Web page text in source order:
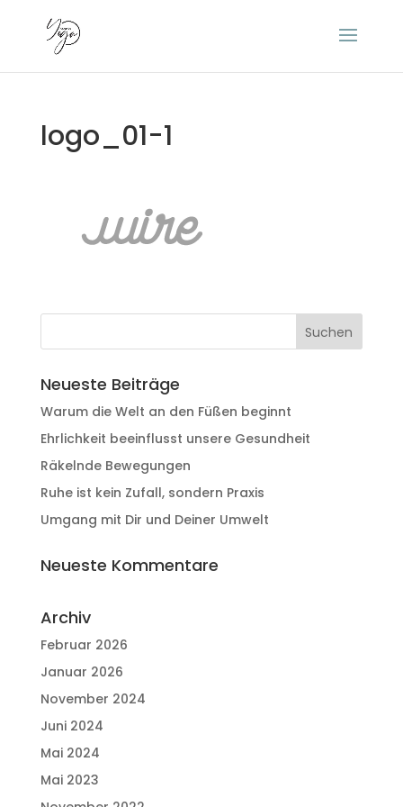
logo_01-1
Neueste Beiträge
Warum die Welt an den Füßen beginnt
Ehrlichkeit beeinflusst unsere Gesundheit
Räkelnde Bewegungen
Ruhe ist kein Zufall, sondern Praxis
Umgang mit Dir und Deiner Umwelt
Neueste Kommentare
Archiv
Februar 2026
Januar 2026
November 2024
Juni 2024
Mai 2024
Mai 2023